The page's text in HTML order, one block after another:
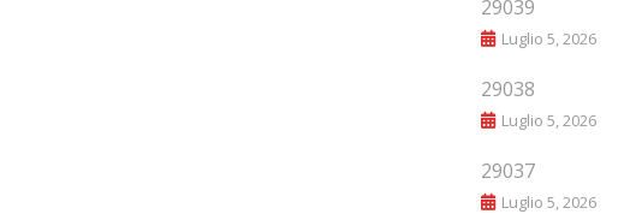
29039
Luglio 5, 2026
29038
Luglio 5, 2026
29037
Luglio 5, 2026